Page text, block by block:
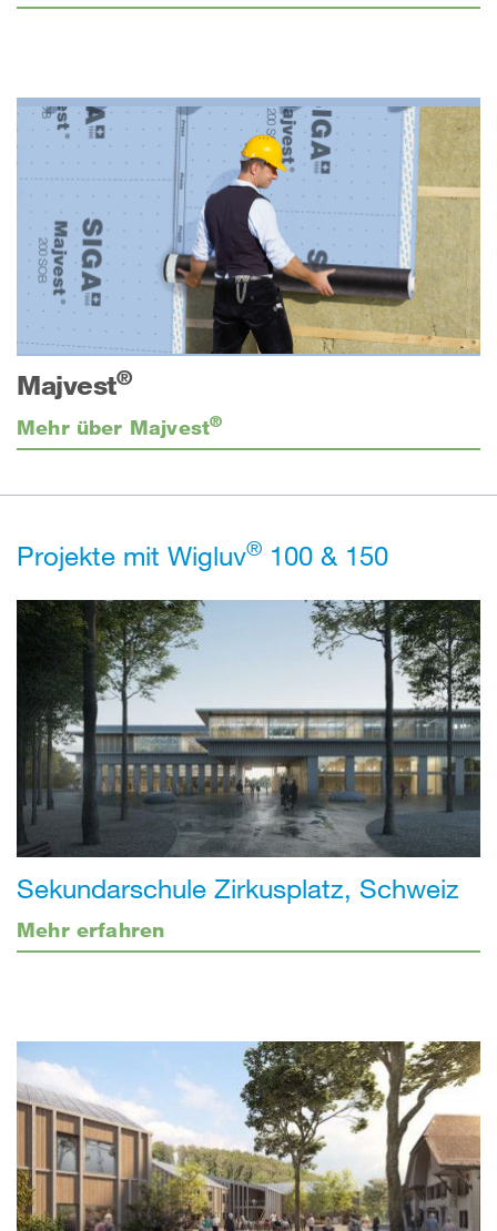
Majvest®
Mehr über Majvest®
Projekte mit Wigluv® 100 & 150
Sekundarschule Zirkusplatz, Schweiz
Mehr erfahren